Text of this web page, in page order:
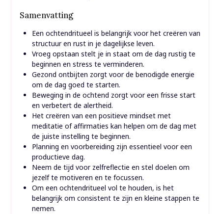
Samenvatting
Een ochtendritueel is belangrijk voor het creëren van
structuur en rust in je dagelijkse leven.
Vroeg opstaan stelt je in staat om de dag rustig te
beginnen en stress te verminderen.
Gezond ontbijten zorgt voor de benodigde energie
om de dag goed te starten.
Beweging in de ochtend zorgt voor een frisse start
en verbetert de alertheid.
Het creëren van een positieve mindset met
meditatie of affirmaties kan helpen om de dag met
de juiste instelling te beginnen.
Planning en voorbereiding zijn essentieel voor een
productieve dag.
Neem de tijd voor zelfreflectie en stel doelen om
jezelf te motiveren en te focussen.
Om een ochtendritueel vol te houden, is het
belangrijk om consistent te zijn en kleine stappen te
nemen.